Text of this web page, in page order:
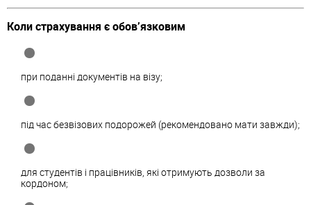
Коли страхування є обов’язковим
при поданні документів на візу;
під час безвізових подорожей (рекомендовано мати завжди);
для студентів і працівників, які отримують дозволи за
кордоном;